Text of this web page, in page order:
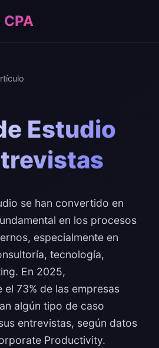
Estudio
se han convertido en
en los procesos
especialmente en
tecnología,
En 2025,
el 73% de las empresas
algún tipo de caso
entrevistas, según datos
Productivity.